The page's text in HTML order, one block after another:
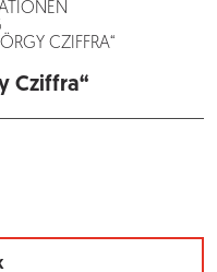
CZIFFRA“
Cziffra“